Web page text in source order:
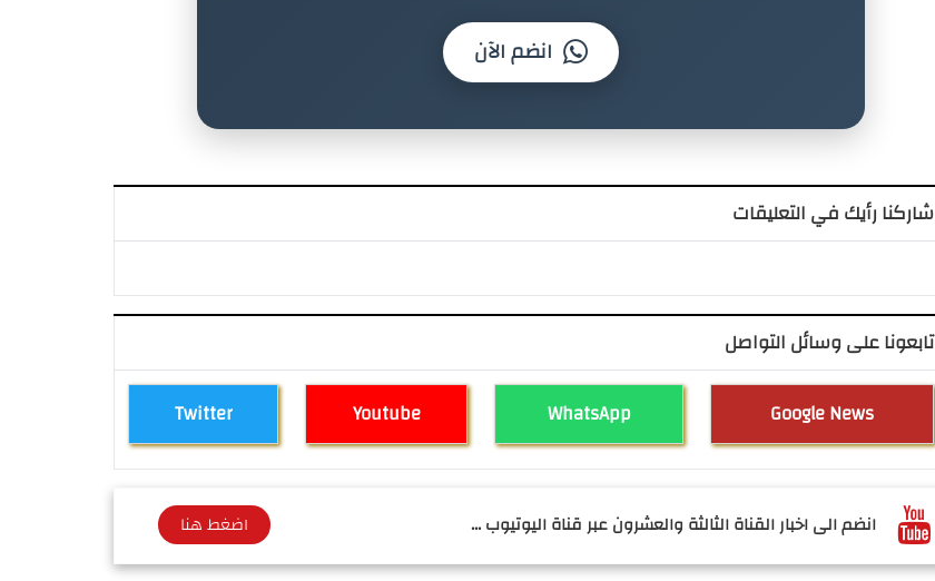
انضم الآن
شاركنا رأيك في التعليقات
تابعونا على وسائل التواصل
Twitter Youtube WhatsApp Google News
انضم الى اخبار القناة الثالثة والعشرون عبر قناة اليوتيوب ... اضغط هنا